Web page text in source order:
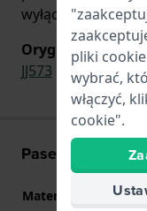
wyłącznie do
Oryginalny
JJ573
Pasek -
Materiał Paska
pliki
wybrać,
włączyć,
cookie".